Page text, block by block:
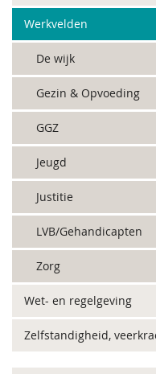
Werkvelden
De wijk
Gezin & Opvoeding
GGZ
Jeugd
Justitie
LVB/Gehandicapten
Zorg
Wet- en regelgeving
Zelfstandigheid,